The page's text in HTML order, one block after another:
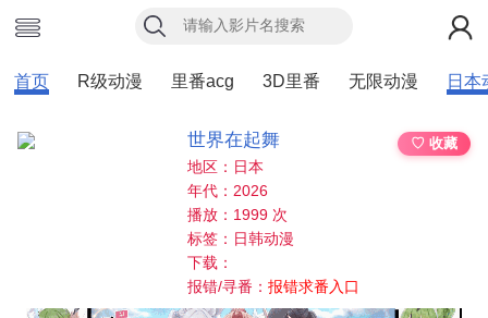
首页 R级动漫 里番acg 3D里番 无限动漫 日本
世界在起舞
♡ 收藏
地区：日本
年代：2026
播放：1999 次
标签：日韩动漫
下载：
报错/寻番：报错求番入口